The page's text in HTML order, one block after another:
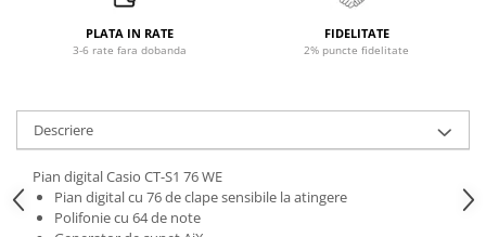
Clape MIDI
Convertoare AD/DA
Interfete audio
Interfete MIDI si Cabluri Midi-USB
Microfoane de studio
PLATA IN RATE
3-6 rate fara dobanda
FIDELITATE
2% puncte fidelitate
Descriere
Pian digital Casio CT-S1 76 WE
Pian digital cu 76 de clape sensibile la atingere
Polifonie cu 64 de note